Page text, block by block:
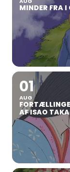
MINDER FRA
01
AUG
AF ISAO